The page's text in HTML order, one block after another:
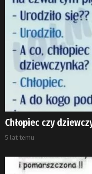
Chłopiec czy
5 lat temu